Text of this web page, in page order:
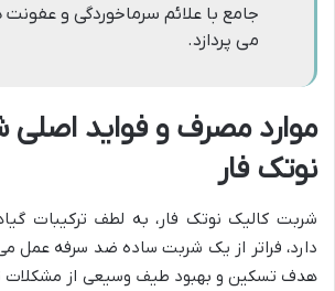
جامع با علائم سرماخوردگی و
می پردازد.
موارد مصرف و فواید اصلی
نوتک فار
شربت کالیک نوتک فار، به لطف ترکیبات
دارد، فراتر از یک شربت ساده ضد سرفه عمل
هدف تسکین و بهبود طیف وسیعی از مشکلات